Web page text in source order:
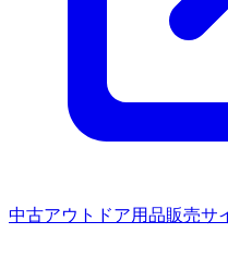
中古アウトドア用品販売サ